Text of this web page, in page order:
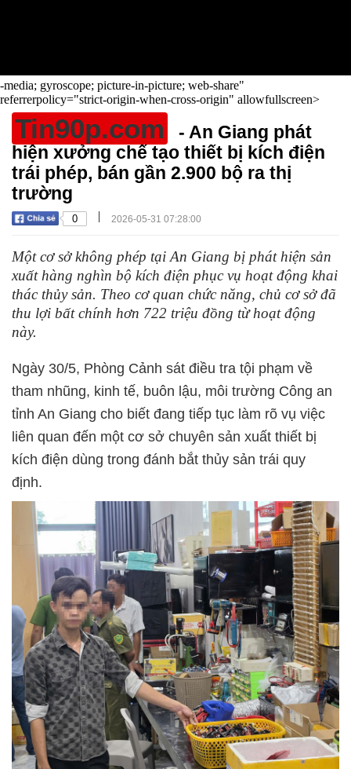
-media; gyroscope; picture-in-picture; web-share"
referrerpolicy="strict-origin-when-cross-origin" allowfullscreen>
Tin90p.com
- An Giang phát
hiện xưởng chế tạo thiết bị kích điện
trái phép, bán gần 2.900 bộ ra thị
trường
0 | 2026-05-31 07:28:00
Một cơ sở không phép tại An Giang bị phát hiện sản
xuất hàng nghìn bộ kích điện phục vụ hoạt động khai
thác thủy sản. Theo cơ quan chức năng, chủ cơ sở đã
thu lợi bất chính hơn 722 triệu đồng từ hoạt động
này.
Ngày 30/5, Phòng Cảnh sát điều tra tội phạm về
tham nhũng, kinh tế, buôn lậu, môi trường Công an
tỉnh An Giang cho biết đang tiếp tục làm rõ vụ việc
liên quan đến một cơ sở chuyên sản xuất thiết bị
kích điện dùng trong đánh bắt thủy sản trái quy
định.